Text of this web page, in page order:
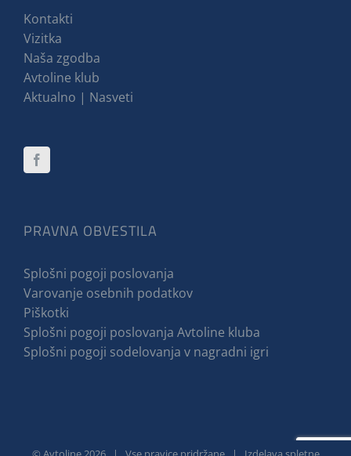
Kontakti
Vizitka
Naša zgodba
Avtoline klub
Aktualno | Nasveti
PRAVNA OBVESTILA
Splošni pogoji poslovanja
Varovanje osebnih podatkov
Piškotki
Splošni pogoji poslovanja Avtoline kluba
Splošni pogoji sodelovanja v nagradni igri